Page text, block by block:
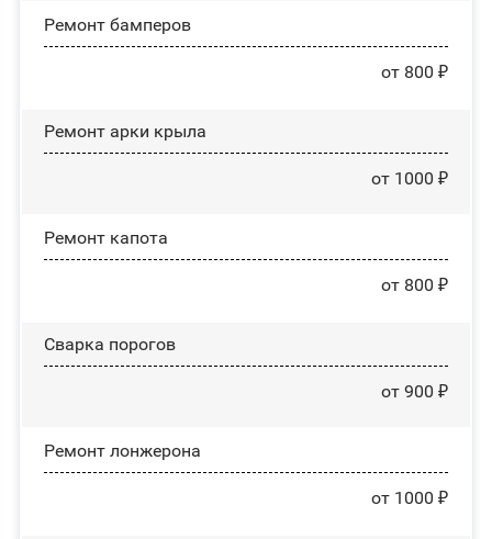
Ремонт бамперов
от 800 ₽
Ремонт арки крыла
от 1000 ₽
Ремонт капота
от 800 ₽
Сварка порогов
от 900 ₽
Ремонт лонжерона
от 1000 ₽